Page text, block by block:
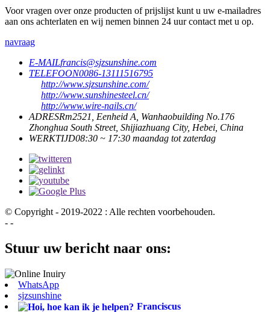
Voor vragen over onze producten of prijslijst kunt u uw e-mailadres
aan ons achterlaten en wij nemen binnen 24 uur contact met u op.
navraag
E-MAILfrancis@sjzsunshine.com
TELEFOON0086-13111516795
http://www.sjzsunshine.com/
http://www.sunshinesteel.cn/
http://www.wire-nails.cn/
ADRESRm2521, Eenheid A, Wanhaobuilding No.176
Zhonghua South Street, Shijiazhuang City, Hebei, China
WERKTIJD08:30 ~ 17:30 maandag tot zaterdag
© Copyright - 2019-2022 : Alle rechten voorbehouden.
- -
Stuur uw bericht naar ons:
WhatsApp
sjzsunshine
Franciscus